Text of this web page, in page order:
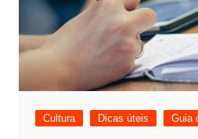
Cultura Dicas úteis Guia